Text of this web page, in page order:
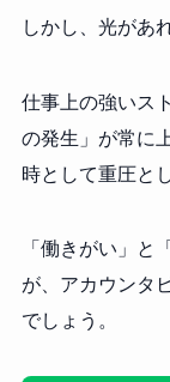
しかし、光があ
仕事上の強いス
の発生」が常に
時として重圧と
「働きがい」と
が、アカウンタ
でしょう。